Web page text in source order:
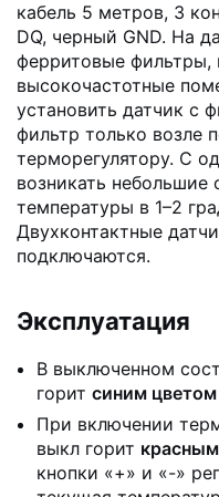
кабель 5 метров, 3
DQ, черный GND. На
ферритовые фильтры,
высокочастотные
установить датчик с
фильтр только возле
терморегулятору. С
возникать небольшие
температуры в 1–2
Двухконтактные
подключаются.
Эксплуатация
В выключенном
горит синим цветом
При включении
выкл горит
кнопки «+» и «-»